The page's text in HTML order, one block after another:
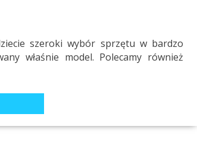
szeroki wybór sprzętu w bardzo
właśnie model. Polecamy również